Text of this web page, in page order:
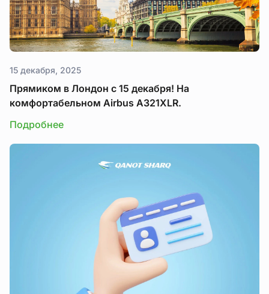
15 декабря, 2025
Прямиком в Лондон с 15 декабря! На
комфортабельном Airbus A321XLR.
Подробнее